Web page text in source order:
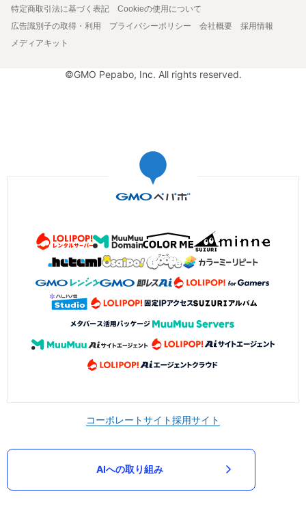
特定商取引法に基づく表記
Cookieの使用について
広告識別子の取得・利用
プライバシーポリシー 会社概要
採用情報
メディアキット
©GMO Pepabo, Inc. All rights reserved.
コーポレートサイト採用サイト
AIへの取り組み